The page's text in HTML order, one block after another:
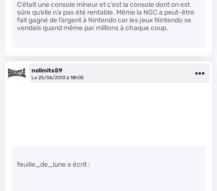
C’était une console mineur et c’est la console dont on est
sûre qu’elle n’a pas été rentable. Même la NGC a peut-être
fait gagné de l’argent à Nintendo car les jeux Nintendo se
vendais quand même par millions à chaque coup.
nolimits59
Le 25/06/2013 à 18h05
feuille_de_lune a écrit :